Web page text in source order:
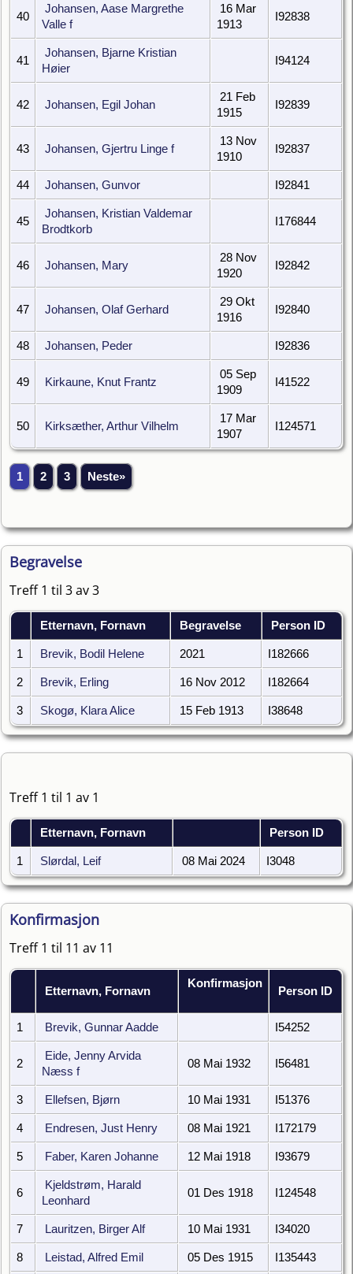
40
Johansen, Aase Margrethe
Valle f
16 Mar
1913
I92838
41
Johansen, Bjarne Kristian
Høier
I94124
42 Johansen, Egil Johan
21 Feb
1915
I92839
43 Johansen, Gjertru Linge f
13 Nov
1910
I92837
44 Johansen, Gunvor I92841
45
Johansen, Kristian Valdemar
Brodtkorb
I176844
46 Johansen, Mary
28 Nov
1920
I92842
47 Johansen, Olaf Gerhard
29 Okt
1916
I92840
48 Johansen, Peder I92836
49 Kirkaune, Knut Frantz
05 Sep
1909
I41522
50 Kirksæther, Arthur Vilhelm
17 Mar
1907
I124571
1 2 3 Neste»
Begravelse
Treff 1 til 3 av 3
Etternavn, Fornavn Begravelse Person ID
1 Brevik, Bodil Helene 2021 I182666
2 Brevik, Erling 16 Nov 2012 I182664
3 Skogø, Klara Alice 15 Feb 1913 I38648
Treff 1 til 1 av 1
Etternavn, Fornavn Person ID
1 Slørdal, Leif 08 Mai 2024 I3048
Konfirmasjon
Treff 1 til 11 av 11
Etternavn, Fornavn
Konfirmasjon
Person ID
1 Brevik, Gunnar Aadde I54252
2
Eide, Jenny Arvida
Næss f
08 Mai 1932 I56481
3 Ellefsen, Bjørn 10 Mai 1931 I51376
4 Endresen, Just Henry 08 Mai 1921 I172179
5 Faber, Karen Johanne 12 Mai 1918 I93679
6
Kjeldstrøm, Harald
Leonhard
01 Des 1918 I124548
7 Lauritzen, Birger Alf 10 Mai 1931 I34020
8 Leistad, Alfred Emil 05 Des 1915 I135443